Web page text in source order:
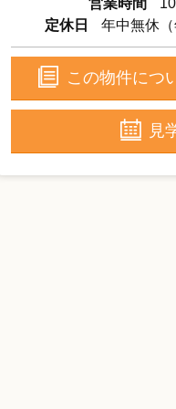
営業時間
定休日
年中無休（
この物件につ
見